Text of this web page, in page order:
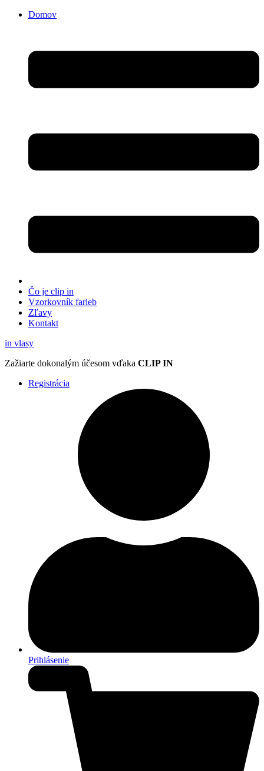
Domov
Čo je clip in
Vzorkovník farieb
Zľavy
Kontakt
in vlasy
Zažiarte dokonalým účesom vďaka CLIP IN
Registrácia
Prihlásenie